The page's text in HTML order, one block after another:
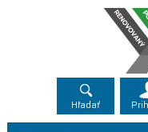
Hľadať